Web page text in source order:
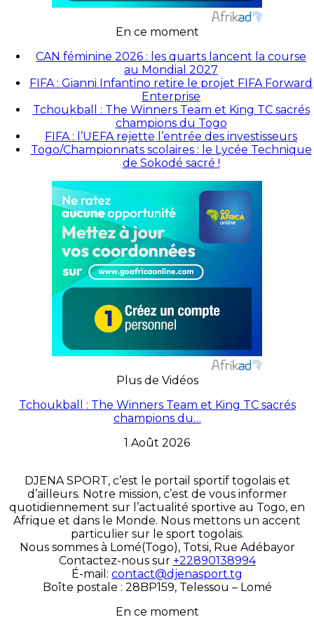
En ce moment
CAN féminine 2026 : les quarts lancent la course
au Mondial 2027
FIFA : Gianni Infantino retire le projet FIFA Forward
Enterprise
Tchoukball : The Winners Team et King TC sacrés
champions du Togo
FIFA : l’UEFA rejette l’entrée des investisseurs
Togo/Championnats scolaires : le Lycée Technique
de Sokodé sacré !
Plus de Vidéos
Tchoukball : The Winners Team et King TC sacrés
champions du…
1 Août 2026
DJENA SPORT, c’est le portail sportif togolais et
d’ailleurs. Notre mission, c’est de vous informer
quotidiennement sur l’actualité sportive au Togo, en
Afrique et dans le Monde. Nous mettons un accent
particulier sur le sport togolais.
Nous sommes à Lomé(Togo), Totsi, Rue Adébayor
Contactez-nous sur +22890138994
É-mail: contact@djenasport.tg
Boîte postale : 28BP159, Telessou – Lomé
En ce moment